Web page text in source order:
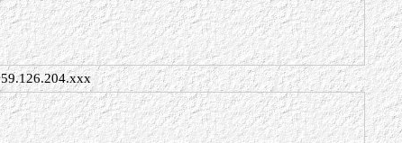
59.126.204.xxx